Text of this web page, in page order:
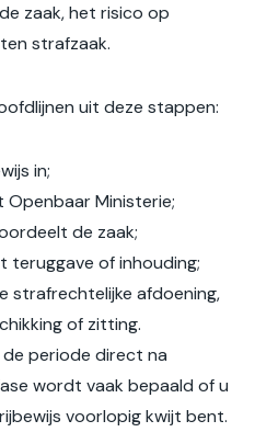
zaak, het risico op
strafzaak.
uit deze stappen:
in;
Openbaar Ministerie;
de zaak;
teruggave of inhouding;
strafrechtelijke afdoening,
of zitting.
periode direct na
wordt vaak bepaald of u
voorlopig kwijt bent.